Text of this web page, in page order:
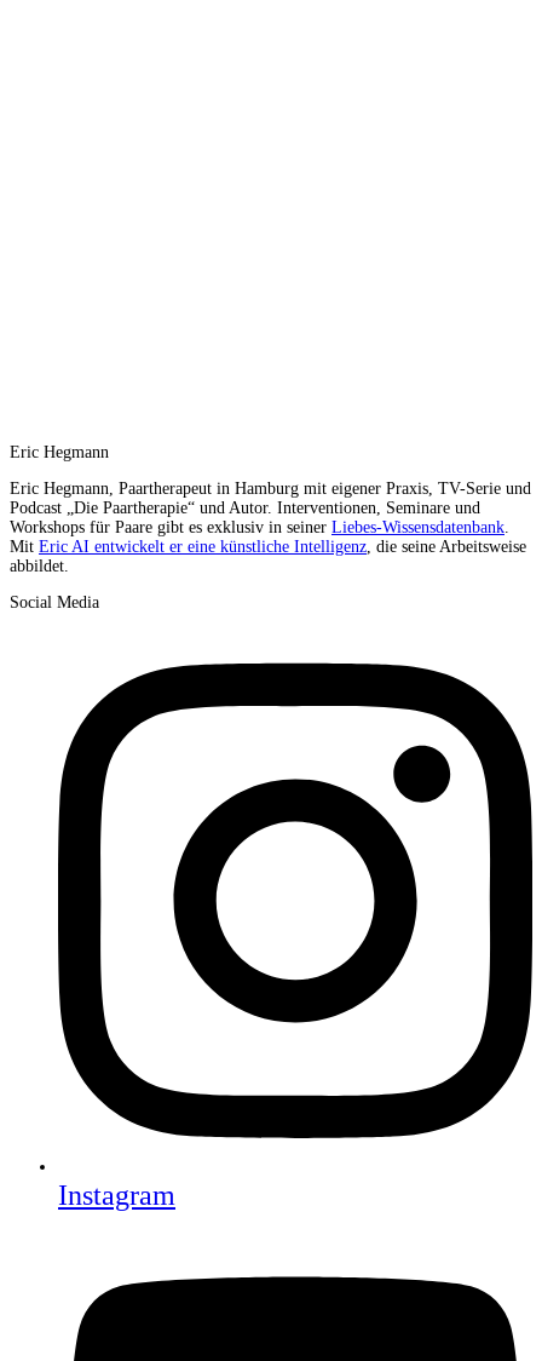
Eric Hegmann
Eric Hegmann, Paartherapeut in Hamburg mit eigener Praxis, TV-Serie und
Podcast „Die Paartherapie“ und Autor. Interventionen, Seminare und
Workshops für Paare gibt es exklusiv in seiner Liebes-Wissensdatenbank
Mit Eric AI entwickelt er eine künstliche Intelligenz , die seine Arbeitsweise
abbildet.
Social Media
Instagram